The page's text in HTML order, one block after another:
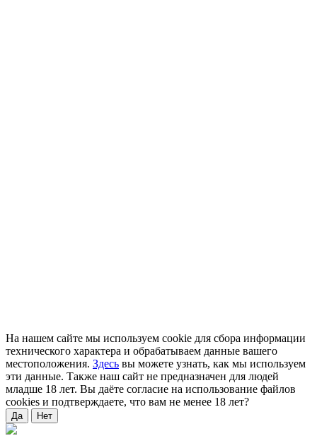
На нашем сайте мы используем cookie для сбора информации
технического характера и обрабатываем данные вашего
местоположения. Здесь вы можете узнать, как мы используем
эти данные. Также наш сайт не предназначен для людей
младше 18 лет. Вы даёте согласие на использование файлов
cookies и подтверждаете, что вам не менее 18 лет?
Да Нет